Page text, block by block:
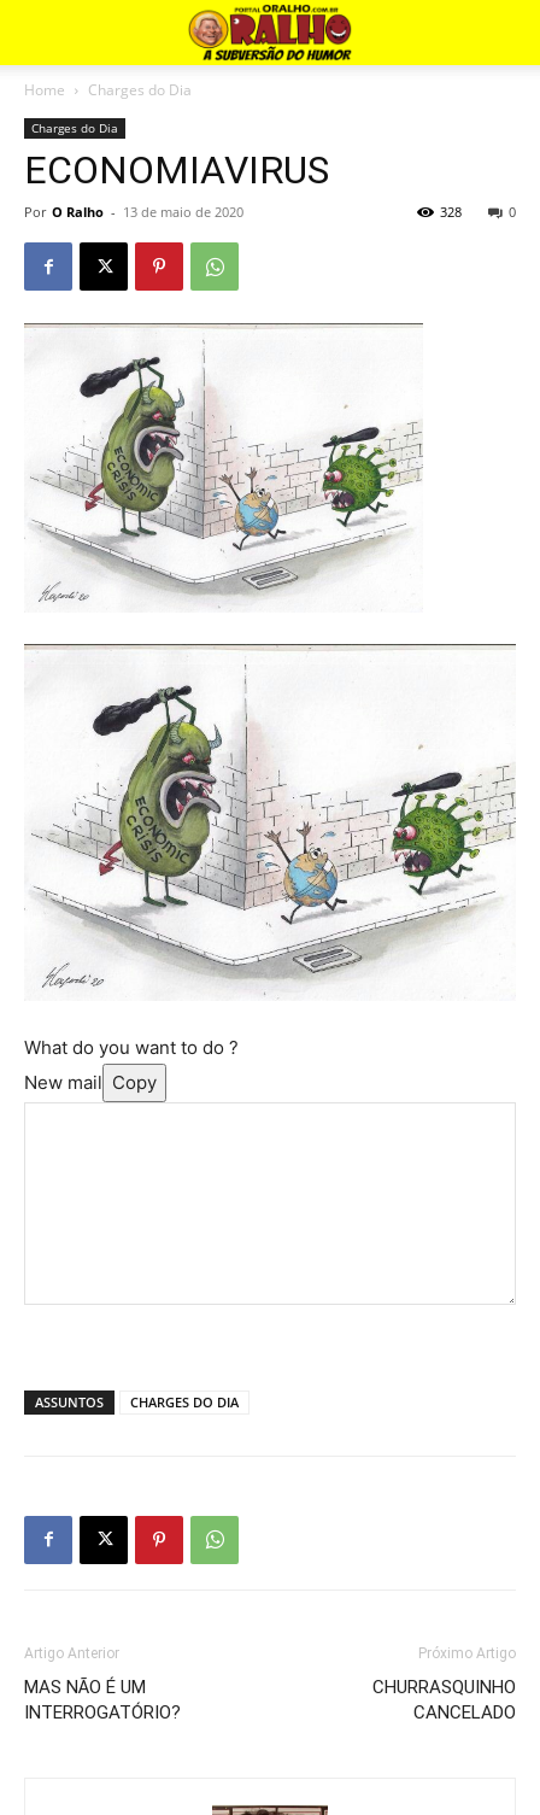
Home Charges do Dia
Charges do Dia
ECONOMIAVIRUS
Por O Ralho - 13 de maio de 2020 0
328
What do you want to do ?
New mail Copy
ASSUNTOS CHARGES DO DIA
Artigo Anterior
MAS NÃO É UM
INTERROGATÓRIO?
Próximo Artigo
CHURRASQUINHO
CANCELADO